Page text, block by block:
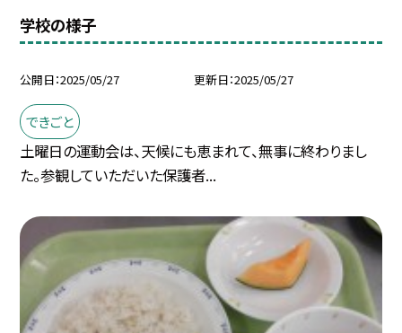
学校の様子
公開日 2025/05/27 更新日 2025/05/27
できごと
土曜日の運動会は、天候にも恵まれて、無事に終わりまし
た。参観していただいた保護者...